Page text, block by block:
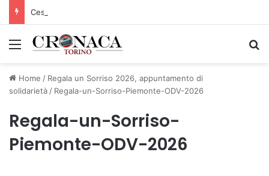
Menu
Home / Regala un Sorriso 2026, appuntamento di
solidarietà/ Regala-un-Sorriso-Piemonte-ODV-2026
Regala-un-Sorriso-
Piemonte-ODV-2026